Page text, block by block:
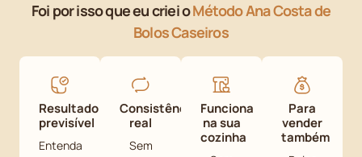
Foi por isso que eu criei oMétodo Ana Costa de
Bolos Caseiros
Resultado
previsível
Entenda
Consistência
real
Sem
Funciona
na sua
cozinha
Para
vender
também